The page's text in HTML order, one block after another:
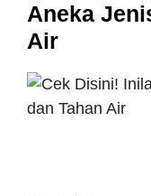
Aneka
Air